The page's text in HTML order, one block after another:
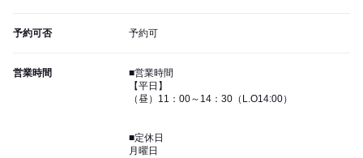
予約可否 予約可
営業時間
■営業時間
【平日】
（昼）11：00～14：30（L.O14:00）
■定休日
月曜日